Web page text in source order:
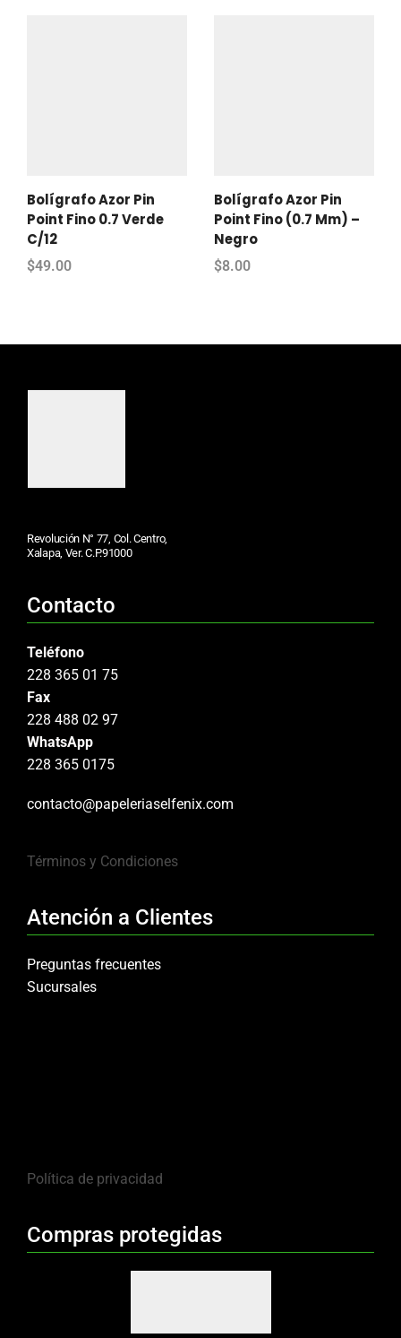
Bolígrafo Azor Pin
Point Fino 0.7 Verde
C/12
$49.00
Bolígrafo Azor Pin
Point Fino (0.7 Mm) –
Negro
$8.00
Revolución N° 77, Col. Centro,
Xalapa, Ver. C.P.91000
Contacto
Teléfono
228 365 01 75
Fax
228 488 02 97
WhatsApp
228 365 0175
contacto@papeleriaselfenix.com
Términos y Condiciones
Atención a Clientes
Preguntas frecuentes
Sucursales
Política de privacidad
Compras protegidas